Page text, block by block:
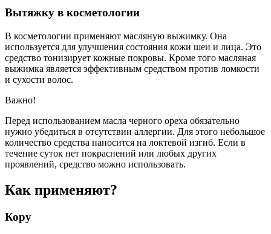
Вытяжку в косметологии
В косметологии применяют масляную выжимку. Она
используется для улучшения состояния кожи шеи и лица. Это
средство тонизирует кожные покровы. Кроме того масляная
выжимка является эффективным средством против ломкости
и сухости волос.
Важно!
Перед использованием масла черного ореха обязательно
нужно убедиться в отсутствии аллергии. Для этого небольшое
количество средства наносится на локтевой изгиб. Если в
течение суток нет покраснений или любых других
проявлений, средство можно использовать.
Как применяют?
Кору